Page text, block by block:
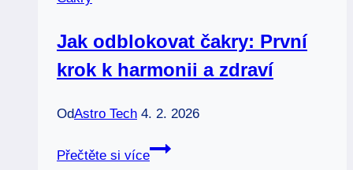
za
krokem
Jak odblokovat čakry: První
krok k harmonii a zdraví
OdAstro Tech 4. 2. 2026
Přečtěte si více
Jak